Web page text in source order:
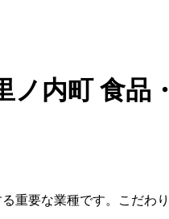
ノ内町 食品
重要な業種です。こだわ